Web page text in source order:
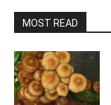
MOST READ